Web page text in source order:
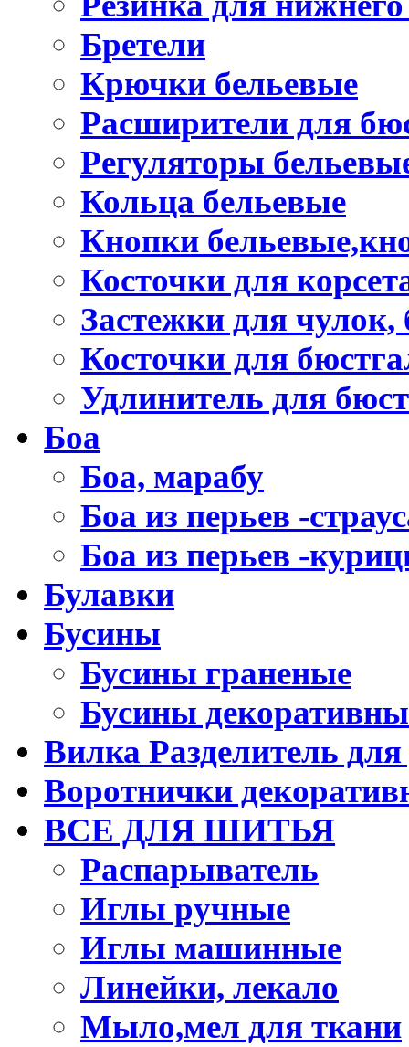
Бретели
Крючки бельевые
Расширители для
Регуляторы
Кольца бельевые
Кнопки
Косточки для
Застежки для чулок,
Косточки для
Удлинитель для
Боа
Боа, марабу
Боа из перьев -
Боа из перьев -
Булавки
Бусины
Бусины граненые
Бусины
Вилка Разделитель для
Воротнички
ВСЕ ДЛЯ ШИТЬЯ
Распарыватель
Иглы ручные
Иглы машинные
Линейки, лекало
Мыло,мел для ткани